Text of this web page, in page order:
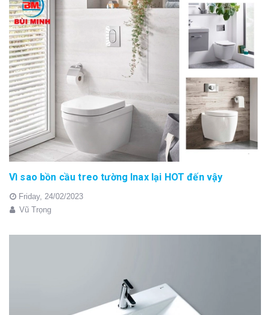
Vì sao bồn cầu treo tường Inax lại HOT đến vậy
Friday, 24/02/2023
Vũ Trọng